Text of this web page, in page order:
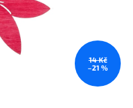
14 Kč
–21 %